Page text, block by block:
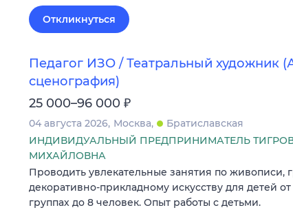
Откликнуться
Педагог ИЗО / Театральный художник
сценография)
25 000–96 000 ₽
04 августа 2026 Москва
Братиславская
ИНДИВИДУАЛЬНЫЙ ПРЕДПРИНИМАТЕЛЬ
МИХАЙЛОВНА
Проводить увлекательные занятия по живописи,
декоративно-прикладному искусству для детей
группах до 8 человек. Опыт работы с детьми.